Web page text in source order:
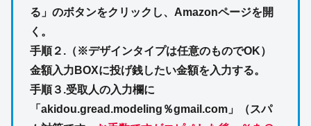
る」のボタンをクリックし、Amazonページを開
く。
手順２.（※デザインタイプは任意のものでOK）
金額入力BOXに投げ銭したい金額を入力する。
手順３.受取人の入力欄に
「akidou.gread.modeling％gmail.com」（スパ